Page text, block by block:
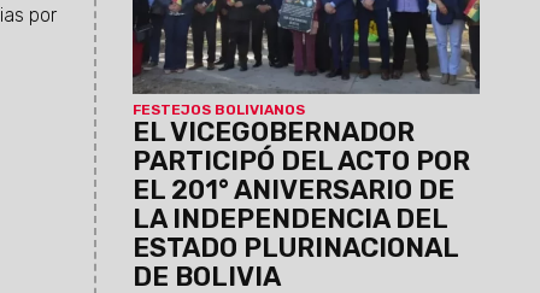
por
FESTEJOS BOLIVIANOS
EL VICEGOBERNADOR
PARTICIPÓ DEL ACTO POR
EL 201° ANIVERSARIO DE
LA INDEPENDENCIA DEL
ESTADO PLURINACIONAL
DE BOLIVIA
ambos pueblos y el aporte de la
comunidad boliviana al desarrollo de la
provincia.